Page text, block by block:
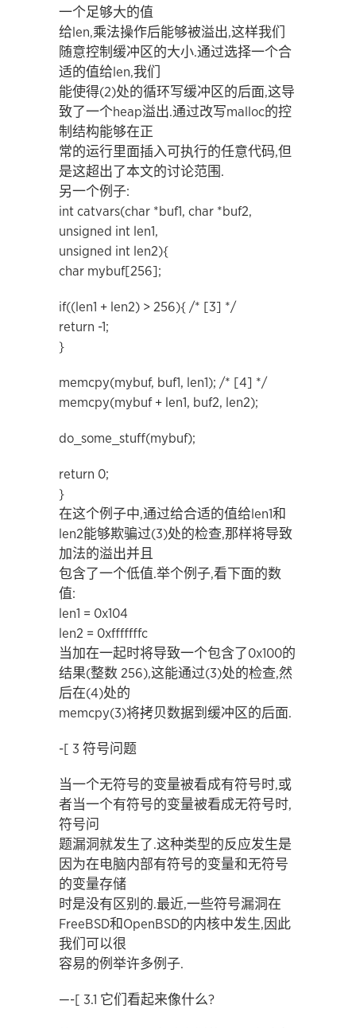
一个足够大的值
给len,乘法操作后能够被溢出,这样我们
随意控制缓冲区的大小.通过选择一个合
适的值给len,我们
能使得(2)处的循环写缓冲区的后面,这导
致了一个heap溢出.通过改写malloc的控
制结构能够在正
常的运行里面插入可执行的任意代码,但
是这超出了本文的讨论范围.
另一个例子:
int catvars(char *buf1, char *buf2,
unsigned int len1,
unsigned int len2){
char mybuf[256];
if((len1 + len2) > 256){ /* [3] */
return -1;
}
memcpy(mybuf, buf1, len1); /* [4] */
memcpy(mybuf + len1, buf2, len2);
do_some_stuff(mybuf);
return 0;
}
在这个例子中,通过给合适的值给len1和
len2能够欺骗过(3)处的检查,那样将导致
加法的溢出并且
包含了一个低值.举个例子,看下面的数
值:
len1 = 0x104
len2 = 0xfffffffc
当加在一起时将导致一个包含了0x100的
结果(整数 256),这能通过(3)处的检查,然
后在(4)处的
memcpy(3)将拷贝数据到缓冲区的后面.
-[ 3 符号问题
当一个无符号的变量被看成有符号时,或
者当一个有符号的变量被看成无符号时,
符号问
题漏洞就发生了.这种类型的反应发生是
因为在电脑内部有符号的变量和无符号
的变量存储
时是没有区别的.最近,一些符号漏洞在
FreeBSD和OpenBSD的内核中发生,因此
我们可以很
容易的例举许多例子.
—-[ 3.1 它们看起来像什么?